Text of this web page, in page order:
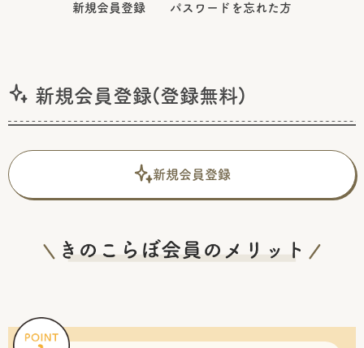
新規会員登録 パスワードを忘れた方
新規会員登録(登録無料)
新規会員登録